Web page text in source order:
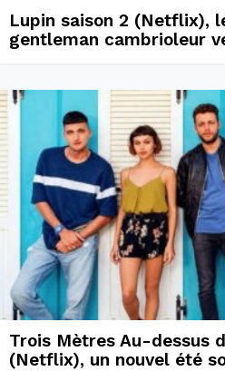
Lupin saison 2 (Netflix),
gentleman cambrioleur
Trois Mètres Au-dessus
(Netflix), un nouvel été